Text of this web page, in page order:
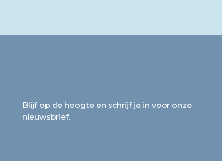
Blijf op de hoogte en schrijf je in voor onze
nieuwsbrief.